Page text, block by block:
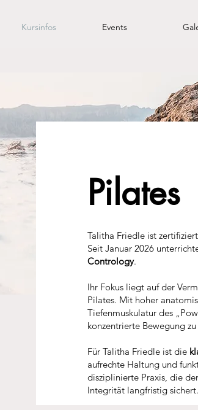
Kursinfos Events
Pilates
Talitha Friedle ist
Seit Januar 2026
Contrology.
Ihr Fokus liegt auf der
Pilates. Mit hoher
Tiefenmuskulatur des
konzentrierte Bewegung
Für Talitha Friedle ist die
aufrechte Haltung und
disziplinierte Praxis, die
Integrität langfristig sichert.